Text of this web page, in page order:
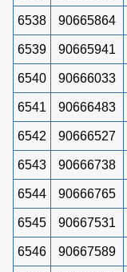
6538 90665864
6539 90665941
6540 90666033
6541 90666483
6542 90666527
6543 90666738
6544 90666765
6545 90667531
6546 90667589